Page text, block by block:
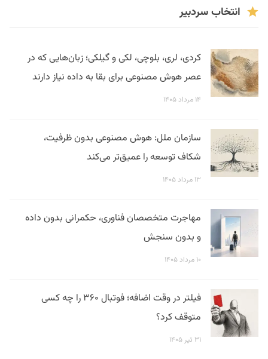
انتخاب سردبیر
کردی، لری، بلوچی، لکی و گیلکی؛ زبان‌هایی که در
عصر هوش مصنوعی برای بقا به داده نیاز دارند
۱۴ مرداد ۱۴۰۵
سازمان ملل: هوش مصنوعی بدون ظرفیت،
شکاف توسعه را عمیق‌تر می‌کند
۱۳ مرداد ۱۴۰۵
مهاجرت متخصصان فناوری، حکمرانی بدون داده
و بدون سنجش
۱۰ مرداد ۱۴۰۵
فیلتر در وقت اضافه؛ فوتبال ۳۶۰ را چه کسی
متوقف کرد؟
۳۱ تیر ۱۴۰۵